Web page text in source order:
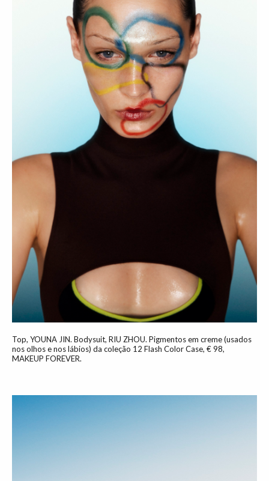
Top, YOUNA JIN. Bodysuit, RIU ZHOU. Pigmentos em creme (usados
nos olhos e nos lábios) da coleção 12 Flash Color Case, € 98,
MAKEUP FOREVER.